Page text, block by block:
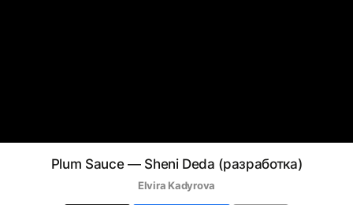
Plum Sauce — Sheni Deda (разработка)
Elvira Kadyrova